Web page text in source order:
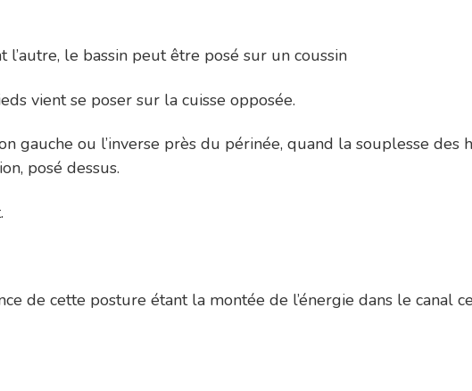
l’autre, le bassin peut être posé sur un coussin
vient se poser sur la cuisse opposée.
gauche ou l’inverse près du périnée, quand la souplesse des
posé dessus.
de cette posture étant la montée de l’énergie dans le canal